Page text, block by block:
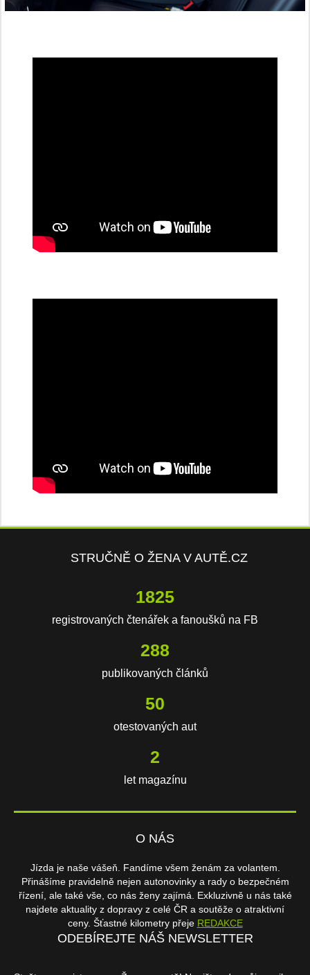
STRUČNĚ O ŽENA V AUTĚ.CZ
3881
registrovaných čtenářek a fanoušků na FB
613
publikovaných článků
108
otestovaných aut
3
let magazínu
O NÁS
Jízda je naše vášeň. Fandíme všem ženám za volantem.
Přinášíme pravidelně nejen autonovinky a rady o bezpečném
řízení, ale také vše, co nás ženy zajímá. Exkluzivně u nás také
najdete aktuality z dopravy z celé ČR a soutěže o atraktivní
ceny. Šťastné kilometry přeje REDAKCE
ODEBÍREJTE NÁŠ NEWSLETTER